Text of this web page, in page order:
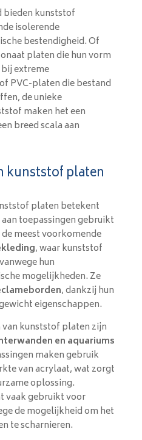
bieden kunststof
isolerende
bestendigheid. Of
platen die hun vorm
extreme
PVC-platen die bestand
de unieke
maken het een
breed scala aan
kunststof platen
platen betekent
toepassingen gebruikt
meest voorkomende
, waar kunststof
hun
mogelijkheden. Ze
, dankzij hun
eigenschappen.
kunststof platen zijn
en aquariums
maken gebruik
van acrylaat, wat zorgt
oplossing.
vaak gebruikt voor
de mogelijkheid om het
te scharnieren.